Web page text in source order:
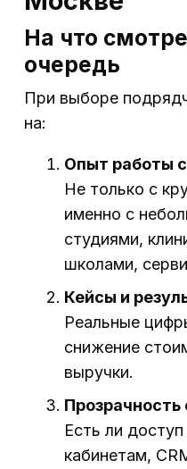
На что
очередь
При выборе
на:
Опыт работы
Не только с
именно с
студиями,
школами,
Кейсы и
Реальные
снижение
выручки.
Прозрачность
Есть ли
кабинетам,